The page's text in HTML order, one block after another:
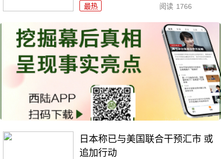
最热 阅读 1766
日本称已与美国联合干预汇市 或
追加行动